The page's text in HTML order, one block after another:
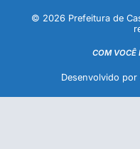
© 2026 Prefeitura de
COM VOCÊ
Desenvolvido por